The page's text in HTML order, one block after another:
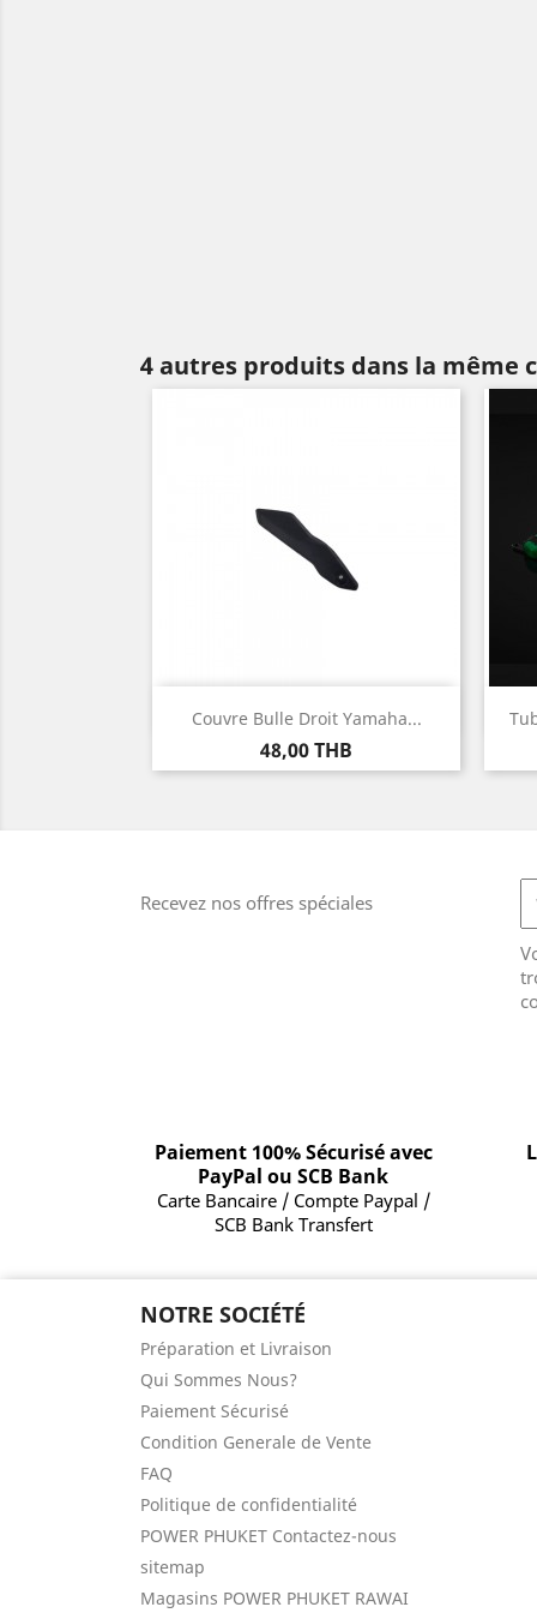
4 autres produits dans la même
Couvre Bulle Droit Yamaha...
Prix
48,00 THB
 Aperçu rapide
Recevez nos offres spéciales
Paiement 100% Sécurisé avec
PayPal ou SCB Bank
Carte Bancaire / Compte Paypal /
SCB Bank Transfert
NOTRE SOCIÉTÉ
Préparation et Livraison
Qui Sommes Nous?
Paiement Sécurisé
Condition Generale de Vente
FAQ
Politique de confidentialité
POWER PHUKET Contactez-nous
sitemap
Magasins POWER PHUKET RAWAI